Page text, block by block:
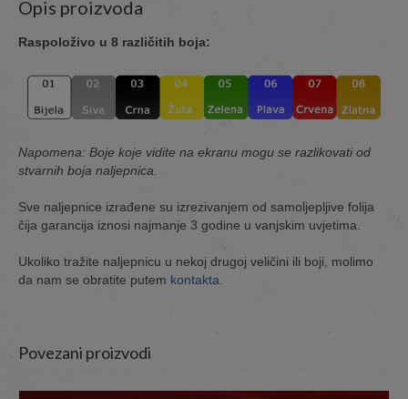
Opis proizvoda
Raspoloživo u 8 različitih boja:
Napomena: Boje koje vidite na ekranu mogu se razlikovati od
stvarnih boja naljepnica.
Sve naljepnice izrađene su izrezivanjem od samoljepljive folija
čija garancija iznosi najmanje 3 godine u vanjskim uvjetima.
Ukoliko tražite naljepnicu u nekoj drugoj veličini ili boji, molimo
da nam se obratite putem kontakta.
Povezani proizvodi